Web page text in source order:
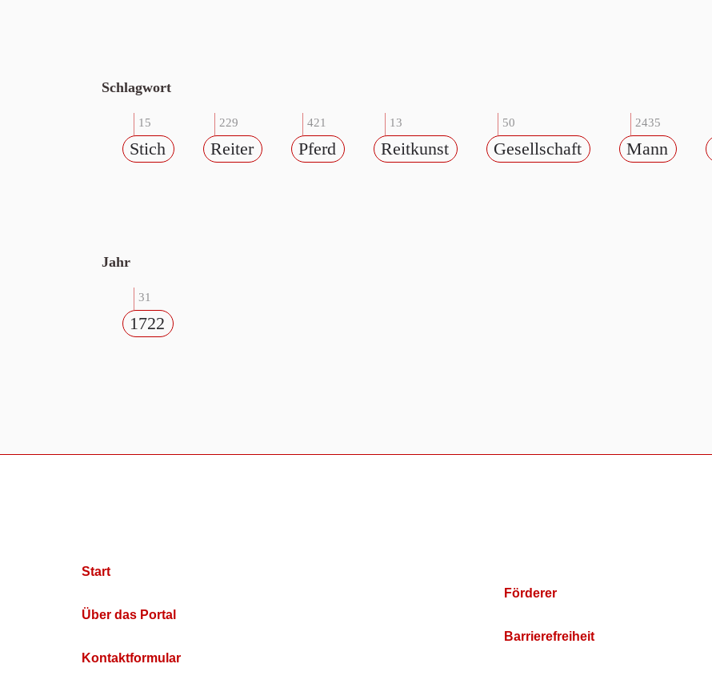
Schlagwort
15
Stich
229
Reiter
421
Pferd
13
Reitkunst
50
Gesellschaft
2435
Mann
Jahr
31
1722
Start
Über das Portal
Kontaktformular
Förderer
Barrierefreiheit